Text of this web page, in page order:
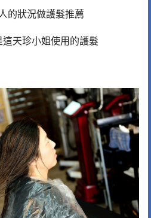
的狀況做護髮推薦
天珍小姐使用的護髮